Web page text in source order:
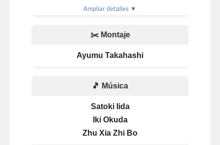
Ampliar detalles ▼
✂️ Montaje
Ayumu Takahashi
🎵 Música
Satoki Iida
Iki Okuda
Zhu Xia Zhi Bo